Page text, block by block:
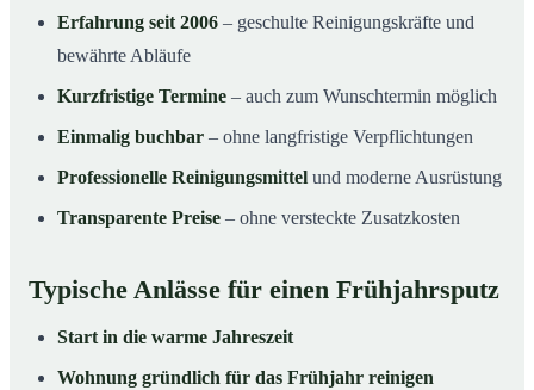
Erfahrung seit 2006 – geschulte Reinigungskräfte und
bewährte Abläufe
Kurzfristige Termine – auch zum Wunschtermin möglich
Einmalig buchbar – ohne langfristige Verpflichtungen
Professionelle Reinigungsmittel und moderne Ausrüstung
Transparente Preise – ohne versteckte Zusatzkosten
Typische Anlässe für einen Frühjahrsputz
Start in die warme Jahreszeit
Wohnung gründlich für das Frühjahr reinigen